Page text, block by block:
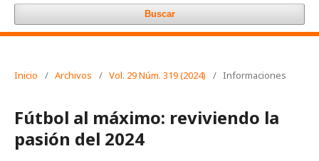
Buscar
Inicio / Archivos / Vol. 29 Núm. 319 (2024) / Informaciones
Fútbol al máximo: reviviendo la
pasión del 2024